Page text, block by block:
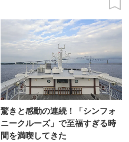
驚きと感動の連続！「シンフォ
ニークルーズ」で至福すぎる時
間を満喫してきた